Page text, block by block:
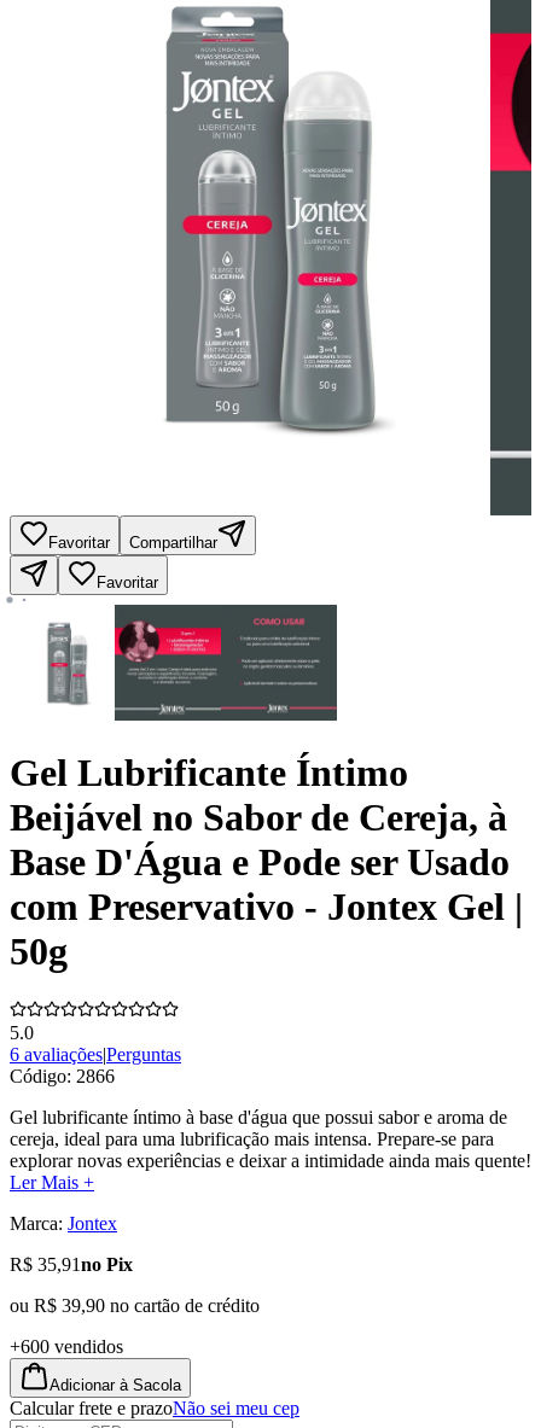
Favoritar Compartilhar
Favoritar
Gel Lubrificante Íntimo
Beijável no Sabor de Cereja, à
Base D'Água e Pode ser Usado
com Preservativo - Jontex Gel |
50g
5.0
6 avaliações|Perguntas
Código: 2866
Gel lubrificante íntimo à base d'água que possui sabor e aroma de
cereja, ideal para uma lubrificação mais intensa. Prepare-se para
explorar novas experiências e deixar a intimidade ainda mais quente!
Ler Mais +
Marca: Jontex
R$ 35,91no Pix
ou R$ 39,90 no cartão de crédito
+600 vendidos
Adicionar à Sacola
Calcular frete e prazoNão sei meu cep